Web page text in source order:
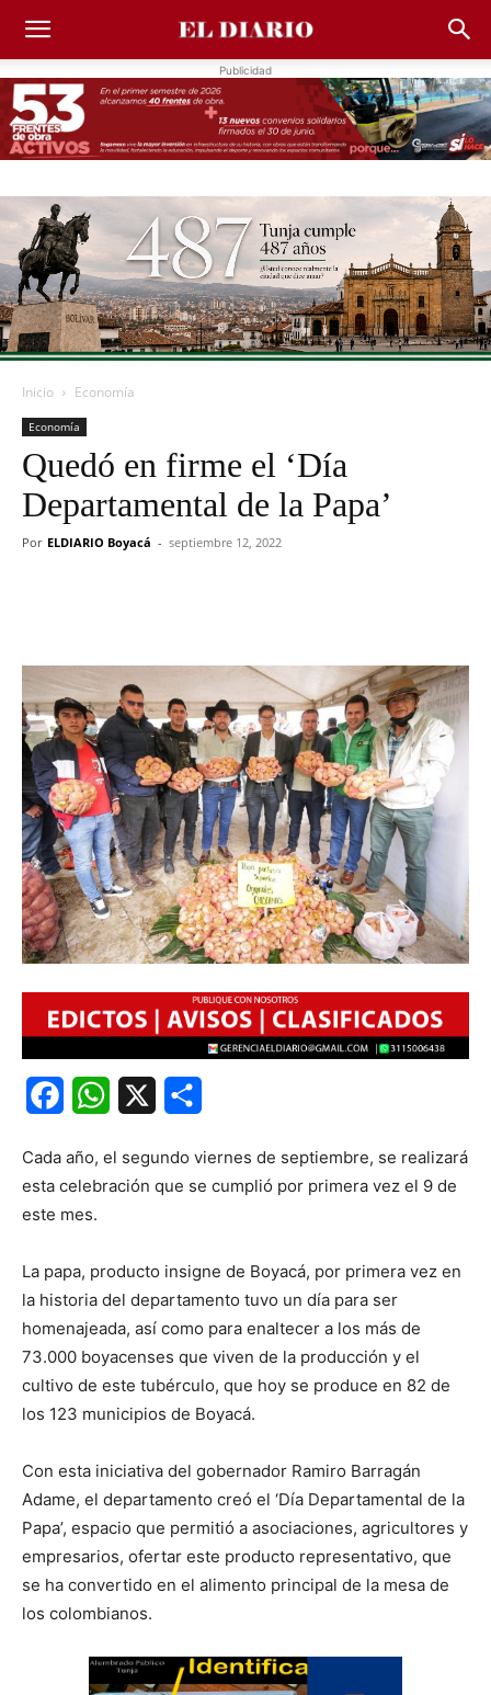
Publicidad
Inicio Economía
Economía
Quedó en firme el ‘Día
Departamental de la Papa’
Por ELDIARIO Boyacá - septiembre 12, 2022
FacebookWhatsApp
Cada año, el segundo viernes de septiembre, se realizará
esta celebración que se cumplió por primera vez el 9 de
este mes.
La papa, producto insigne de Boyacá, por primera vez en
la historia del departamento tuvo un día para ser
homenajeada, así como para enaltecer a los más de
73.000 boyacenses que viven de la producción y el
cultivo de este tubérculo, que hoy se produce en 82 de
los 123 municipios de Boyacá.
Con esta iniciativa del gobernador Ramiro Barragán
Adame, el departamento creó el ‘Día Departamental de la
Papa’, espacio que permitió a asociaciones, agricultores y
empresarios, ofertar este producto representativo, que
se ha convertido en el alimento principal de la mesa de
los colombianos.